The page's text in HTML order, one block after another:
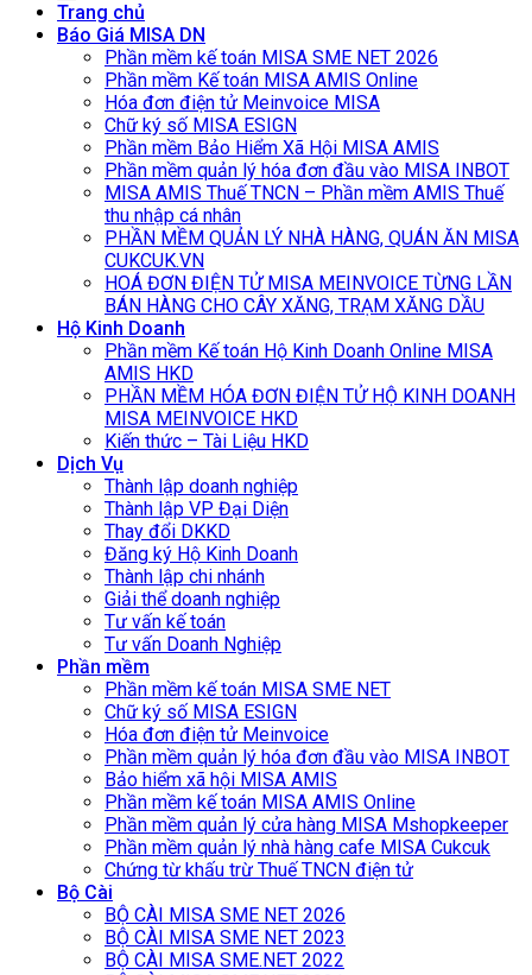
Trang chủ
Báo Giá MISA DN
Phần mềm kế toán MISA SME NET 2026
Phần mềm Kế toán MISA AMIS Online
Hóa đơn điện tử Meinvoice MISA
Chữ ký số MISA ESIGN
Phần mềm Bảo Hiểm Xã Hội MISA AMIS
Phần mềm quản lý hóa đơn đầu vào MISA INBOT
MISA AMIS Thuế TNCN – Phần mềm AMIS Thuế
thu nhập cá nhân
PHẦN MỀM QUẢN LÝ NHÀ HÀNG, QUÁN ĂN MISA
CUKCUK.VN
HOÁ ĐƠN ĐIỆN TỬ MISA MEINVOICE TỪNG LẦN
BÁN HÀNG CHO CÂY XĂNG, TRẠM XĂNG DẦU
Hộ Kinh Doanh
Phần mềm Kế toán Hộ Kinh Doanh Online MISA
AMIS HKD
PHẦN MỀM HÓA ĐƠN ĐIỆN TỬ HỘ KINH DOANH
MISA MEINVOICE HKD
Kiến thức – Tài Liệu HKD
Dịch Vụ
Thành lập doanh nghiệp
Thành lập VP Đại Diện
Thay đổi DKKD
Đăng ký Hộ Kinh Doanh
Thành lập chi nhánh
Giải thể doanh nghiệp
Tư vấn kế toán
Tư vấn Doanh Nghiệp
Phần mềm
Phần mềm kế toán MISA SME NET
Chữ ký số MISA ESIGN
Hóa đơn điện tử Meinvoice
Phần mềm quản lý hóa đơn đầu vào MISA INBOT
Bảo hiểm xã hội MISA AMIS
Phần mềm kế toán MISA AMIS Online
Phần mềm quản lý cửa hàng MISA Mshopkeeper
Phần mềm quản lý nhà hàng cafe MISA Cukcuk
Chứng từ khấu trừ Thuế TNCN điện tử
Bộ Cài
BỘ CÀI MISA SME NET 2026
BỘ CÀI MISA SME NET 2023
BỘ CÀI MISA SME.NET 2022